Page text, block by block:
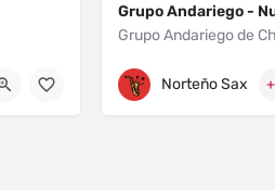
Grupo Andariego -
Avenida Agustín
+52 625-136-60-39
Norteño Sax